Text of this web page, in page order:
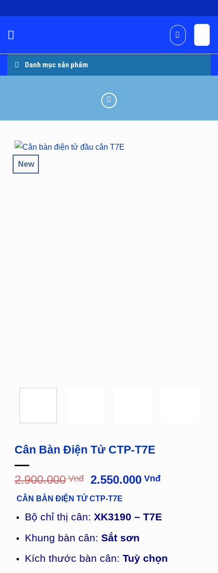
to
content
Danh mục sản phẩm
New
Cân Bàn Điện Tử CTP-T7E
2.900.000Vnđ
Giá
là:
2.900.000
2.550.000 VnđGiá
là:
CÂN BÀN ĐIỆN TỬ CTP-T7E
Bộ chỉ thị cân:XK3190 – T7E
Khung bàn cân:Sắt sơn
Kích thước bàn cân:Tuỳ chọn